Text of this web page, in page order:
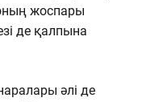
жоспары
де қалпына
әлі де